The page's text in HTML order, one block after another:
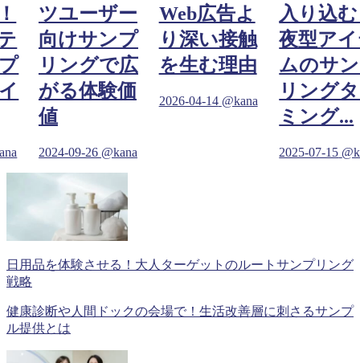
ツユーザー
向けサンプ
リングで広
がる体験価
値
2024-09-26 @kana
Web広告よ
り深い接触
を生む理由
2026-04-14 @kana
入り込
夜型ア
ムのサ
リング
ミング...
2025-07-15
日用品を体験させる！大人ターゲットのルートサンプリング
戦略
健康診断や人間ドックの会場で！生活改善層に刺さるサンプ
ル提供とは